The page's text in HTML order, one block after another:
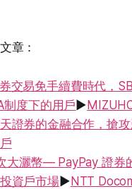
章：
交易免手續費時代，
制度下的用戶▶
證券的金融合作，搶
大灑幣— PayPay 證券
資戶市場▶NTT